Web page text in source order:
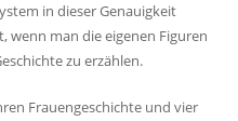
in dieser Genauigkeit
wenn man die eigenen Figuren
zu erzählen.
Frauengeschichte und vier